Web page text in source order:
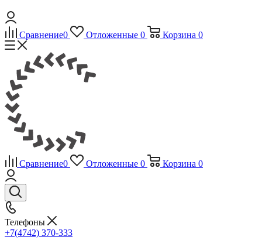
Сравнение0 Отложенные 0 Корзина 0
Сравнение0 Отложенные 0 Корзина 0
Телефоны
+7(4742) 370-333